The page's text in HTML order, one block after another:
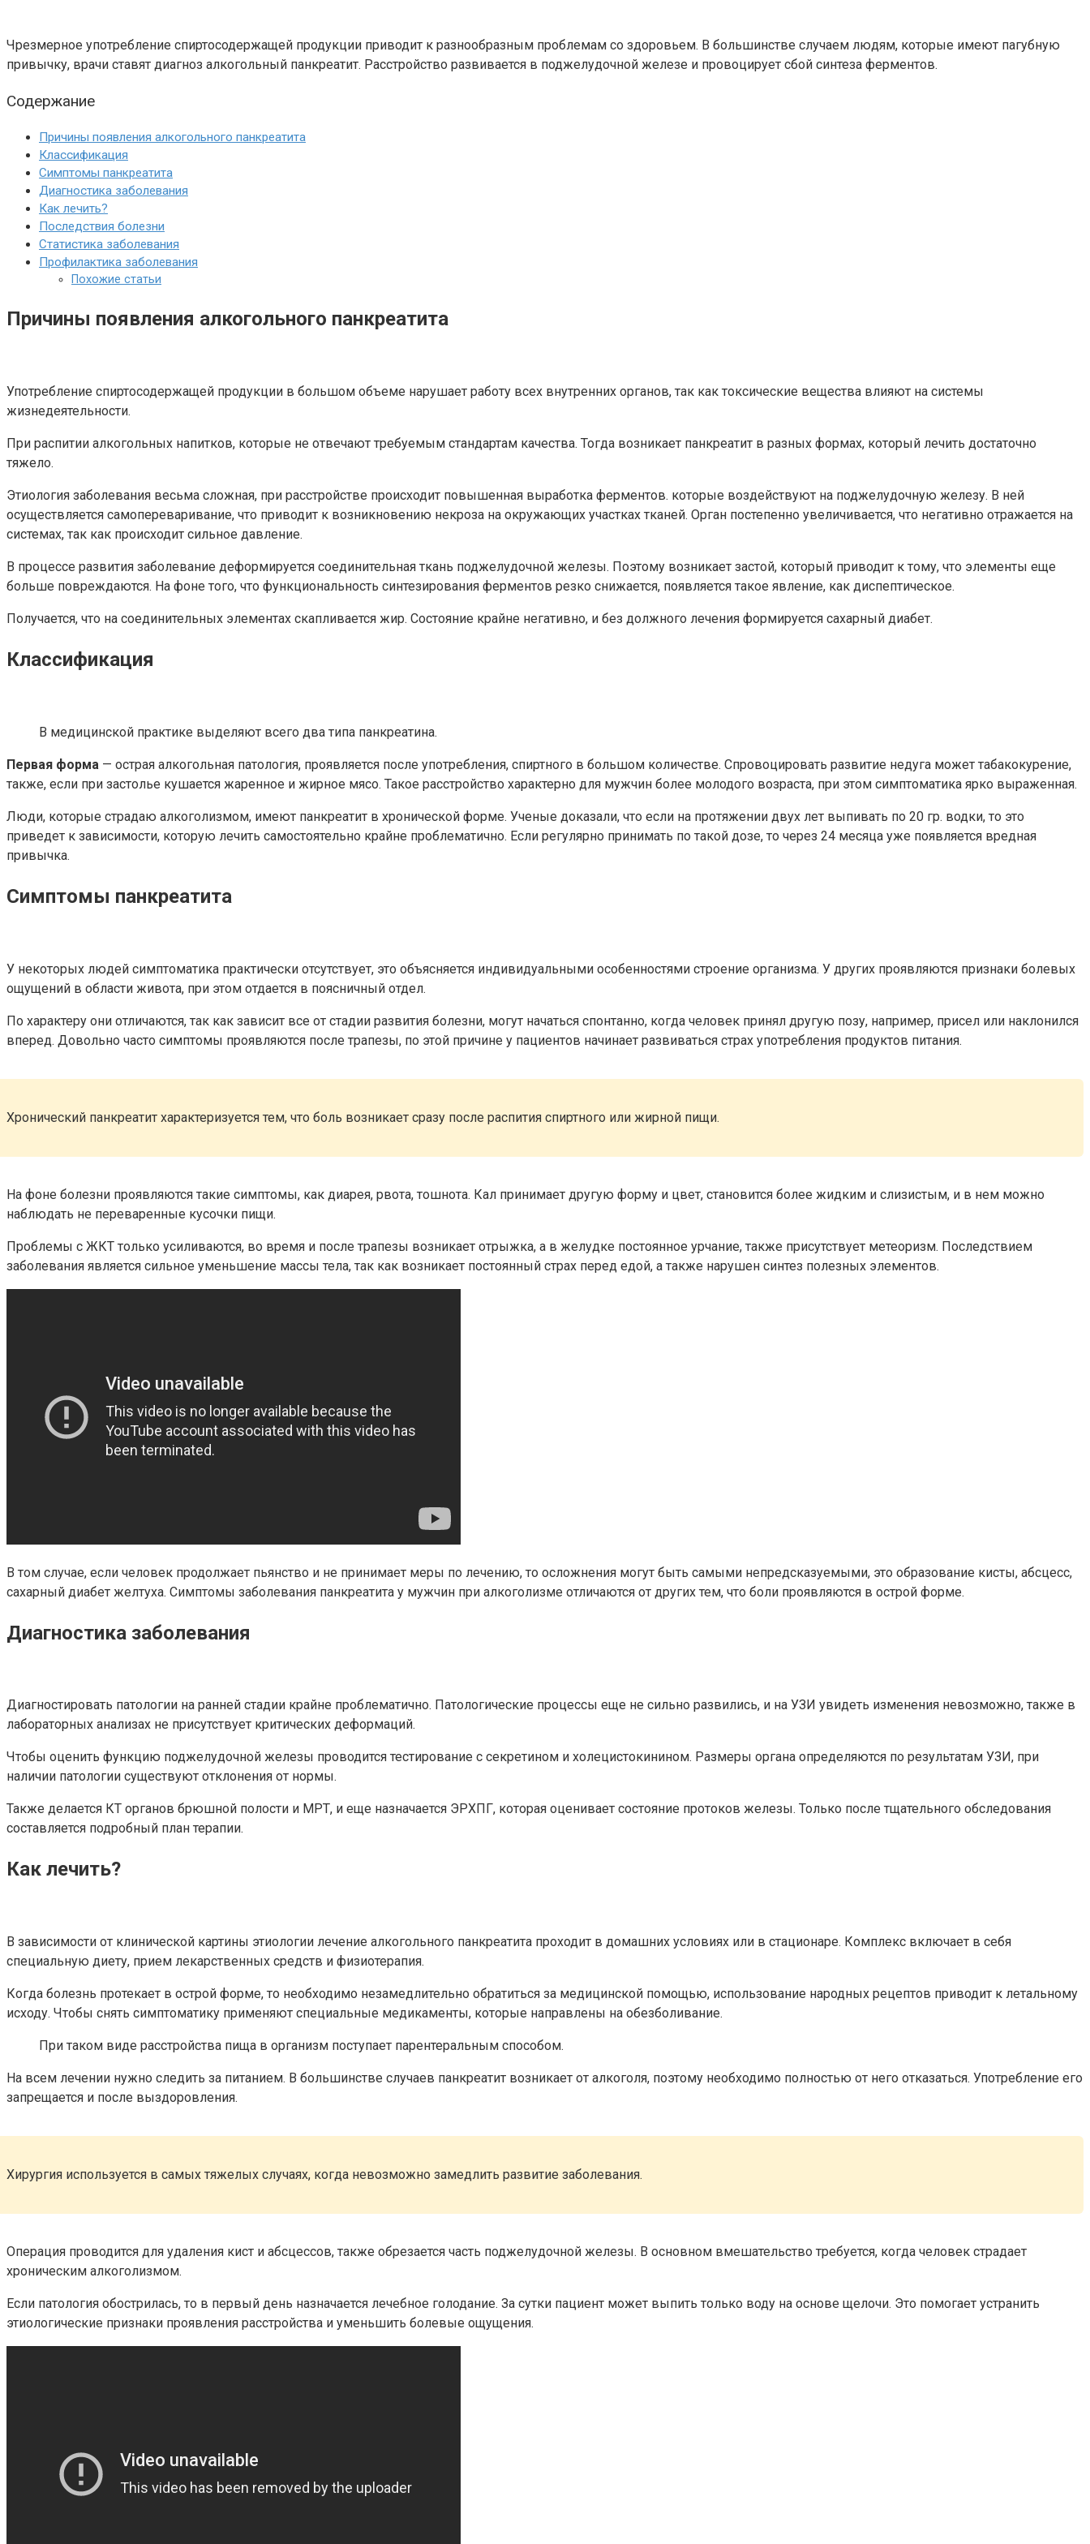
Чрезмерное употребление спиртосодержащей продукции приводит к разнообразным проблемам со здоровьем. В большинстве случаем людям, которые имеют пагубную
привычку, врачи ставят диагноз алкогольный панкреатит. Расстройство развивается в поджелудочной железе и провоцирует сбой синтеза ферментов.
Содержание
Причины появления алкогольного панкреатита
Классификация
Симптомы панкреатита
Диагностика заболевания
Как лечить?
Последствия болезни
Статистика заболевания
Профилактика заболевания
Похожие статьи
Причины появления алкогольного панкреатита
Употребление спиртосодержащей продукции в большом объеме нарушает работу всех внутренних органов, так как токсические вещества влияют на системы
жизнедеятельности.
При распитии алкогольных напитков, которые не отвечают требуемым стандартам качества. Тогда возникает панкреатит в разных формах, который лечить достаточно
тяжело.
Этиология заболевания весьма сложная, при расстройстве происходит повышенная выработка ферментов. которые воздействуют на поджелудочную железу. В ней
осуществляется самопереваривание, что приводит к возникновению некроза на окружающих участках тканей. Орган постепенно увеличивается, что негативно отражается на
системах, так как происходит сильное давление.
В процессе развития заболевание деформируется соединительная ткань поджелудочной железы. Поэтому возникает застой, который приводит к тому, что элементы еще
больше повреждаются. На фоне того, что функциональность синтезирования ферментов резко снижается, появляется такое явление, как диспептическое.
Получается, что на соединительных элементах скапливается жир. Состояние крайне негативно, и без должного лечения формируется сахарный диабет.
Классификация
В медицинской практике выделяют всего два типа панкреатина.
Первая форма — острая алкогольная патология, проявляется после употребления, спиртного в большом количестве. Спровоцировать развитие недуга может табакокурение,
также, если при застолье кушается жаренное и жирное мясо. Такое расстройство характерно для мужчин более молодого возраста, при этом симптоматика ярко выраженная.
Люди, которые страдаю алкоголизмом, имеют панкреатит в хронической форме. Ученые доказали, что если на протяжении двух лет выпивать по 20 гр. водки, то это
приведет к зависимости, которую лечить самостоятельно крайне проблематично. Если регулярно принимать по такой дозе, то через 24 месяца уже появляется вредная
привычка.
Симптомы панкреатита
У некоторых людей симптоматика практически отсутствует, это объясняется индивидуальными особенностями строение организма. У других проявляются признаки болевых
ощущений в области живота, при этом отдается в поясничный отдел.
По характеру они отличаются, так как зависит все от стадии развития болезни, могут начаться спонтанно, когда человек принял другую позу, например, присел или наклонился
вперед. Довольно часто симптомы проявляются после трапезы, по этой причине у пациентов начинает развиваться страх употребления продуктов питания.
Хронический панкреатит характеризуется тем, что боль возникает сразу после распития спиртного или жирной пищи.
На фоне болезни проявляются такие симптомы, как диарея, рвота, тошнота. Кал принимает другую форму и цвет, становится более жидким и слизистым, и в нем можно
наблюдать не переваренные кусочки пищи.
Проблемы с ЖКТ только усиливаются, во время и после трапезы возникает отрыжка, а в желудке постоянное урчание, также присутствует метеоризм. Последствием
заболевания является сильное уменьшение массы тела, так как возникает постоянный страх перед едой, а также нарушен синтез полезных элементов.
В том случае, если человек продолжает пьянство и не принимает меры по лечению, то осложнения могут быть самыми непредсказуемыми, это образование кисты, абсцесс,
сахарный диабет желтуха. Симптомы заболевания панкреатита у мужчин при алкоголизме отличаются от других тем, что боли проявляются в острой форме.
Диагностика заболевания
Диагностировать патологии на ранней стадии крайне проблематично. Патологические процессы еще не сильно развились, и на УЗИ увидеть изменения невозможно, также в
лабораторных анализах не присутствует критических деформаций.
Чтобы оценить функцию поджелудочной железы проводится тестирование с секретином и холецистокинином. Размеры органа определяются по результатам УЗИ, при
наличии патологии существуют отклонения от нормы.
Также делается КТ органов брюшной полости и МРТ, и еще назначается ЭРХПГ, которая оценивает состояние протоков железы. Только после тщательного обследования
составляется подробный план терапии.
Как лечить?
В зависимости от клинической картины этиологии лечение алкогольного панкреатита проходит в домашних условиях или в стационаре. Комплекс включает в себя
специальную диету, прием лекарственных средств и физиотерапия.
Когда болезнь протекает в острой форме, то необходимо незамедлительно обратиться за медицинской помощью, использование народных рецептов приводит к летальному
исходу. Чтобы снять симптоматику применяют специальные медикаменты, которые направлены на обезболивание.
При таком виде расстройства пища в организм поступает парентеральным способом.
На всем лечении нужно следить за питанием. В большинстве случаев панкреатит возникает от алкоголя, поэтому необходимо полностью от него отказаться. Употребление его
запрещается и после выздоровления.
Хирургия используется в самых тяжелых случаях, когда невозможно замедлить развитие заболевания.
Операция проводится для удаления кист и абсцессов, также обрезается часть поджелудочной железы. В основном вмешательство требуется, когда человек страдает
хроническим алкоголизмом.
Если патология обострилась, то в первый день назначается лечебное голодание. За сутки пациент может выпить только воду на основе щелочи. Это помогает устранить
этиологические признаки проявления расстройства и уменьшить болевые ощущения.